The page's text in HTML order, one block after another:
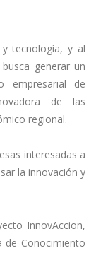
tecnología, y al
generar un
empresarial de
de las
regional.
interesadas a
la innovación y
InnovAccion,
de Conocimiento